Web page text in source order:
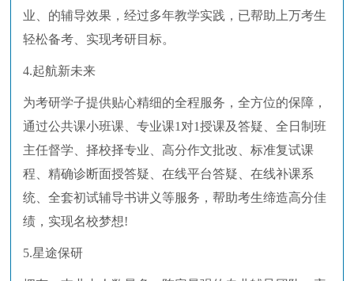
业、的辅导效果，经过多年教学实践，已帮助上万考生
轻松备考、实现考研目标。
4.起航新未来
为考研学子提供贴心精细的全程服务，全方位的保障，
通过公共课小班课、专业课1对1授课及答疑、全日制班
主任督学、择校择专业、高分作文批改、标准复试课
程、精确诊断面授答疑、在线平台答疑、在线补课系
统、全套初试辅导书讲义等服务，帮助考生缔造高分佳
绩，实现名校梦想!
5.星途保研